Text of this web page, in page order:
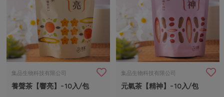
集品生物科技有限公司
養聲茶【響亮】-10入/包
集品生物科技有限公司
元氣茶【精神】-10入/包